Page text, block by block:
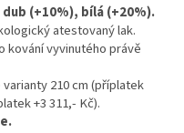
dub (+10%), bílá (+20%).
atestovaný lak.
kování vyvinutého právě
210 cm (příplatek
+3 311,- Kč).